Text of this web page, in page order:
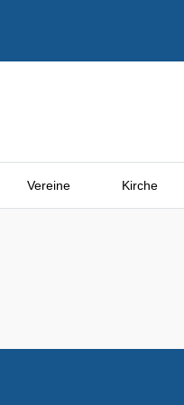
Vereine Kirche